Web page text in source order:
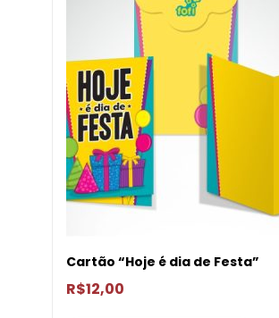
Cartão “Hoje é dia de Festa”
R$12,00